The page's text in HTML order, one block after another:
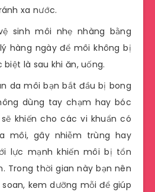
xa nước.
sinh môi nhẹ nhàng bằng
hàng ngày để môi không bị
là sau khi ăn, uống.
da môi bạn bắt đầu bị bong
dùng tay chạm hay bóc
khiến cho các vi khuẩn có
môi, gây nhiễm trùng hay
lực mạnh khiến môi bị tổn
Trong thời gian này bạn nên
kem dưỡng mỗi để giúp